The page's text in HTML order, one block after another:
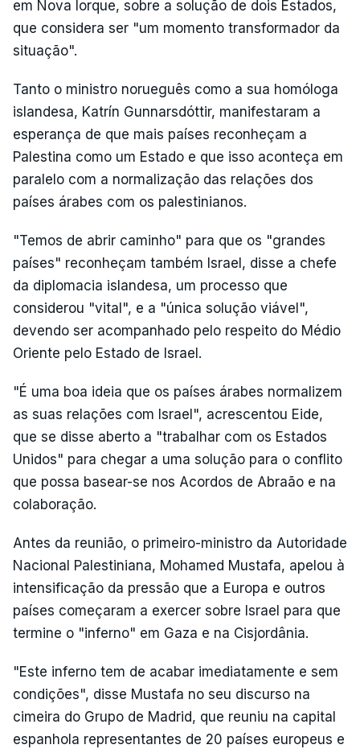
em Nova Iorque, sobre a solução de dois Estados,
que considera ser "um momento transformador da
situação".
Tanto o ministro norueguês como a sua homóloga
islandesa, Katrín Gunnarsdóttir, manifestaram a
esperança de que mais países reconheçam a
Palestina como um Estado e que isso aconteça em
paralelo com a normalização das relações dos
países árabes com os palestinianos.
"Temos de abrir caminho" para que os "grandes
países" reconheçam também Israel, disse a chefe
da diplomacia islandesa, um processo que
considerou "vital", e a "única solução viável",
devendo ser acompanhado pelo respeito do Médio
Oriente pelo Estado de Israel.
"É uma boa ideia que os países árabes normalizem
as suas relações com Israel", acrescentou Eide,
que se disse aberto a "trabalhar com os Estados
Unidos" para chegar a uma solução para o conflito
que possa basear-se nos Acordos de Abraão e na
colaboração.
Antes da reunião, o primeiro-ministro da Autoridade
Nacional Palestiniana, Mohamed Mustafa, apelou à
intensificação da pressão que a Europa e outros
países começaram a exercer sobre Israel para que
termine o "inferno" em Gaza e na Cisjordânia.
"Este inferno tem de acabar imediatamente e sem
condições", disse Mustafa no seu discurso na
cimeira do Grupo de Madrid, que reuniu na capital
espanhola representantes de 20 países europeus e